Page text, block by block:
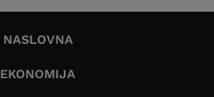
NASLOVNA
EKONOMIJA